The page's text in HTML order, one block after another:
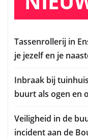
Tassenrollerij in
je jezelf en je
Inbraak bij
buurt als ogen en
Veiligheid in de
incident aan de